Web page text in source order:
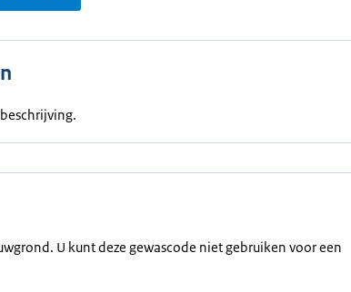
U kunt deze gewascode niet gebruiken voor een